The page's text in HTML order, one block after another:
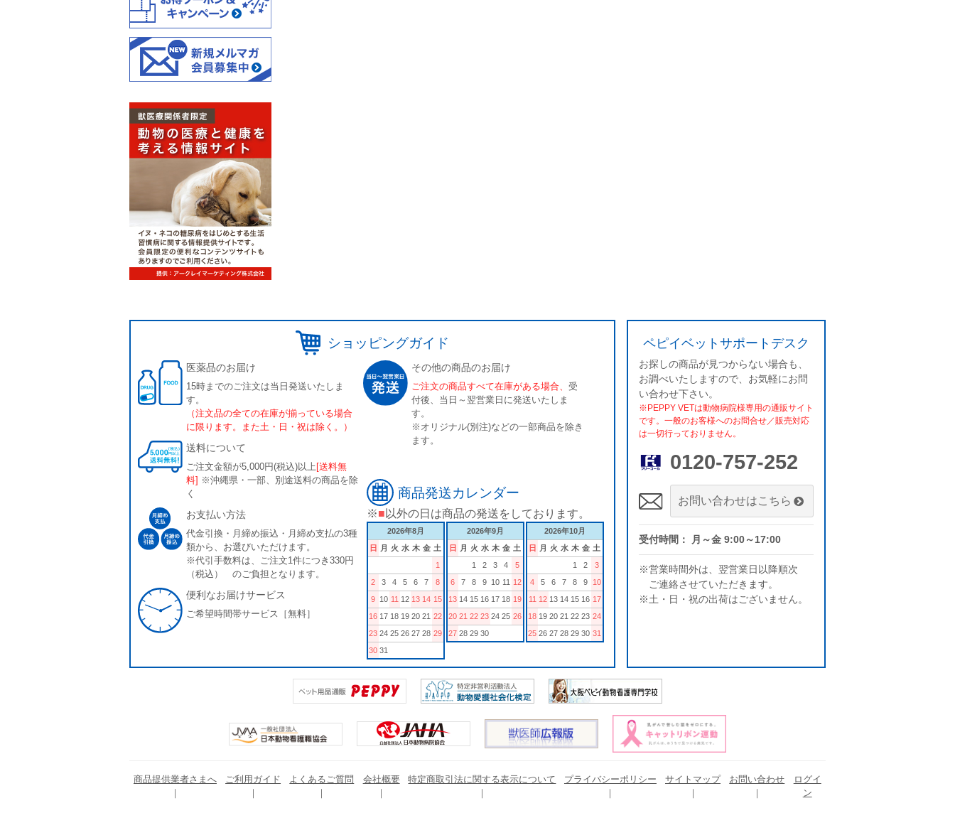
ショッピングガイド
医薬品のお届け
15時までのご注文は当日発送いたしま
す。
（注文品の全ての在庫が揃っている場合
に限ります。また土・日・祝は除く。）
送料について
ご注文金額が5,000円(税込)以上 [送料無
料] ※沖縄県・一部、別途送料の商品を除
く
お支払い方法
代金引換・月締め振込・月締め支払の3種
類から、お選びいただけます。
※代引手数料は、ご注文1件につき330円
（税込） のご負担となります。
便利なお届けサービス
ご希望時間帯サービス［無料］
その他の商品のお届け
ご注文の商品すべて在庫がある場合、 受
付後、当日～翌営業日に発送いたしま
す。
※オリジナル(別注)などの一部商品を除き
ます。
商品発送カレンダー
※■以外の日は商品の発送をしております。
2026年8月
日 月 火 水 木 金 土
1
2
3 4 5 6 7
8
9 10 11 12 13 14 15
16 17 18 19 20 21 22
23 24 25 26 27 28 29
30 31
2026年9月
日 月 火 水 木 金 土
1
2 3 4
5
6
7 8 9 10 11 12
13 14 15 16 17 18 19
20 21 22 23 24 25 26
27 28 29 30
2026年10月
日 月 火 水 木 金 土
1
2
3
4
5 6 7 8 9
10
11 12 13 14 15 16 17
18 19 20 21 22 23 24
25 26 27 28 29 30 31
ペピイベットサポートデスク
お探しの商品が見つからない場合も、
お調べいたしますので、お気軽にお問
い合わせ下さい。
※PEPPY VETは動物病院様専用の通販サイト
です。一般のお客様へのお問合せ／販売対応
は一切行っておりません。
0120-757-252
お問い合わせはこちら
受付時間： 月～金 9:00～17:00
※営業時間外は、翌営業日以降順次
ご連絡させていただきます。
※土・日・祝の出荷はございません。
商品提供業者さまへ ご利用ガイド よくあるご質問 会社概要 特定商取引法に関する表示について プライバシーポリシー サイトマップ お問い合わせ
ログイ
ン